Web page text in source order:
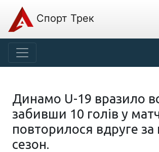
Спорт Трек
Динамо U-19 вразило
забивши 10 голів у
повторилося вдруге за
сезон.